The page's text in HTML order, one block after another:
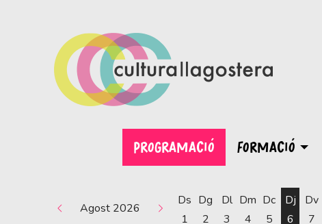
PROGRAMACIÓ FORMACIÓ
Agost 2026
Ds
1
Dg
2
Dl
3
Dm
4
Dc
5
Dj
6
Dv
7